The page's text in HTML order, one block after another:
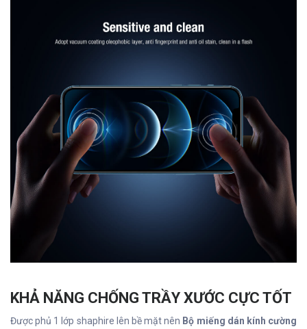
KHẢ NĂNG CHỐNG TRẦY XƯỚC CỰC TỐT
Được phủ 1 lớp shaphire lên bề mặt nên Bộ miếng dán kính cường